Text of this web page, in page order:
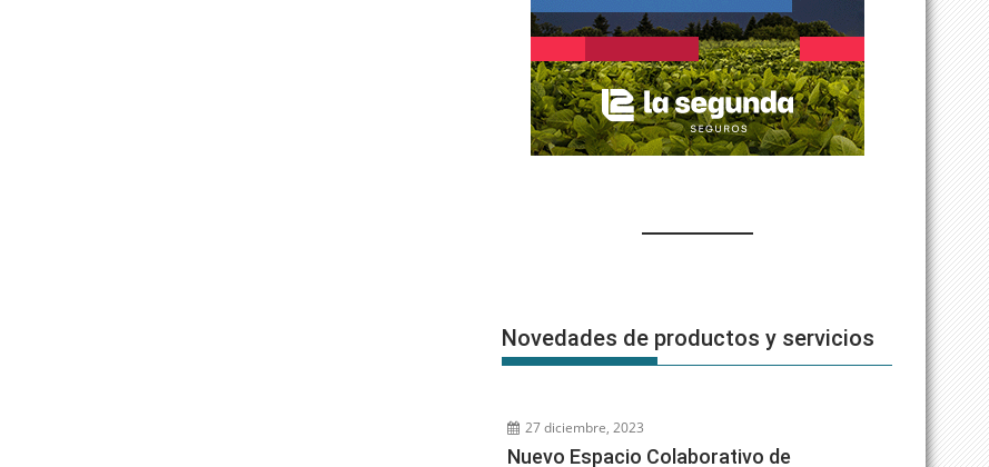
Novedades de productos y servicios
27 diciembre, 2023
Nuevo Espacio Colaborativo de